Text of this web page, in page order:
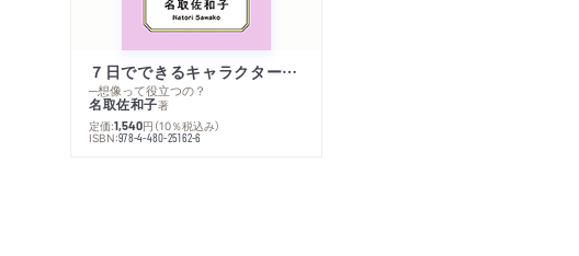
７日でできるキャラクター創作入門
─想像って役立つの？
名取佐和子著
定価:1,540円 （10％税込み）
ISBN:978-4-480-25162-6